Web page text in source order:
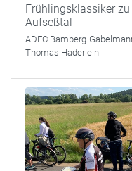
Frühlingsklassiker
Aufseßtal
ADFC Bamberg
Thomas Haderlein